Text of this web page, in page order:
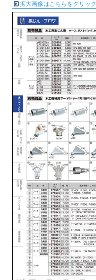
拡大画像はこちらをクリック